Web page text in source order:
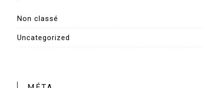
Non classé
Uncategorized